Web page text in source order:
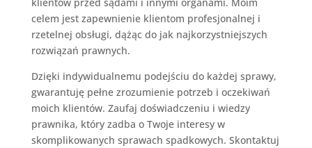
klientów przed sądami i innymi organami. Moim
celem jest zapewnienie klientom profesjonalnej i
rzetelnej obsługi, dążąc do jak najkorzystniejszych
rozwiązań prawnych.
Dzięki indywidualnemu podejściu do każdej sprawy,
gwarantuję pełne zrozumienie potrzeb i oczekiwań
moich klientów. Zaufaj doświadczeniu i wiedzy
prawnika, który zadba o Twoje interesy w
skomplikowanych sprawach spadkowych. Skontaktuj